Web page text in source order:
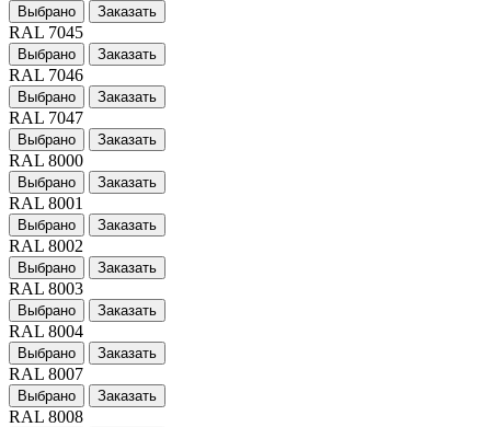
Выбрано Заказать
RAL 7045
Выбрано Заказать
RAL 7046
Выбрано Заказать
RAL 7047
Выбрано Заказать
RAL 8000
Выбрано Заказать
RAL 8001
Выбрано Заказать
RAL 8002
Выбрано Заказать
RAL 8003
Выбрано Заказать
RAL 8004
Выбрано Заказать
RAL 8007
Выбрано Заказать
RAL 8008